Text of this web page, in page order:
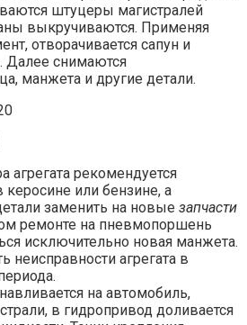
штуцеры магистралей
выкручиваются. Применяя
отворачивается сапун и
Далее снимаются
манжета и другие детали.
агрегата рекомендуется
или бензине, а
заменить на новые запчасти
ремонте на пневмопоршень
исключительно новая манжета.
неисправности агрегата в
на автомобиль,
в гидропривод доливается